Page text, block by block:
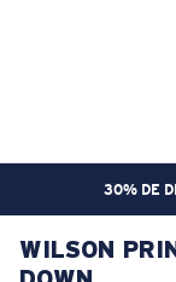
30% DE
OBJETIVO
WILSON